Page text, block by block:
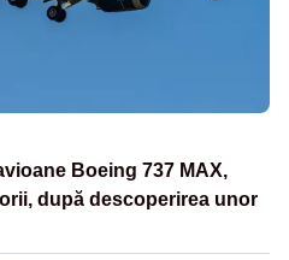
Boeing 737 MAX,
după descoperirea unor